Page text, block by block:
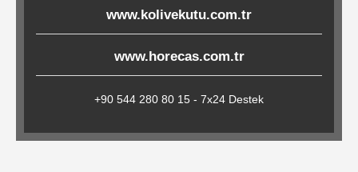
Amerikan
Servisler
&
Kağıt
www.kolivekutu.com.tr
www.horecas.com.tr
+90 544 280 80 15 - 7x24 Destek